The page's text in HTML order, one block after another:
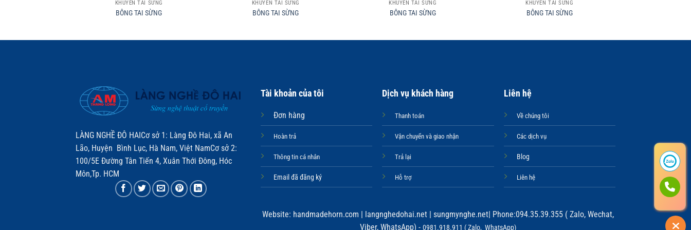
KHUYÊN TAI SỪNG
BÔNG TAI SỪNG
KHUYÊN TAI SỪNG
BÔNG TAI SỪNG
KHUYÊN TAI SỪNG
BÔNG TAI SỪNG
KHUYÊN TAI SỪNG
BÔNG TAI SỪNG
LÀNG NGHỀ ĐÔ HAICơ sở 1: Làng Đô Hai, xã An
Lão, Huyện Bình Lục, Hà Nam, Việt NamCơ sở 2:
100/5E Đường Tân Tiến 4, Xuân Thới Đông, Hóc
Môn,Tp. HCM
Tài khoản của tôi
Đơn hàng
Hoàn trả
Thông tin cá nhân
Email đã đăng ký
Dịch vụ khách hàng
Thanh toán
Vận chuyển và giao nhận
Trả lại
Hỗ trợ
Liên hệ
Về chúng tôi
Các dịch vụ
Blog
Liên hệ
Website: handmadehorn.com langnghedohai.net sungmynghe.net | Phone:094.35.39.355 ( Zalo, Wechat,
Viber, WhatsApp) - 0981.918.911 ( Zalo, WhatsApp)